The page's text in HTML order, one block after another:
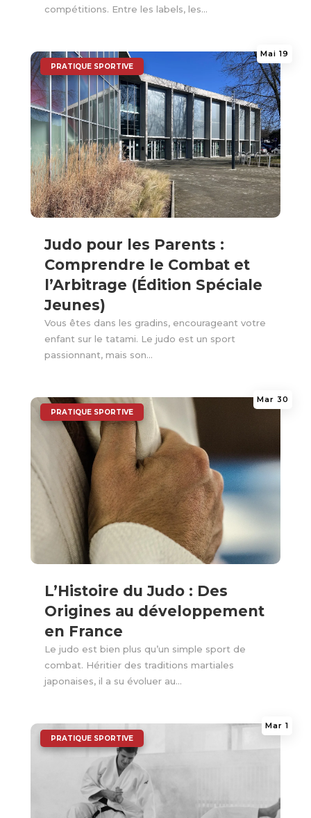
compétitions. Entre les labels, les...
Judo pour les Parents :
Comprendre le Combat et
l’Arbitrage (Édition Spéciale
Jeunes)
Mai 19
PRATIQUE SPORTIVE
Vous êtes dans les gradins, encourageant votre
enfant sur le tatami. Le judo est un sport
passionnant, mais son...
L’Histoire du Judo : Des
Origines au développement
en France
Mar 30
PRATIQUE SPORTIVE
Le judo est bien plus qu’un simple sport de
combat. Héritier des traditions martiales
japonaises, il a su évoluer au...
Mar 1
PRATIQUE SPORTIVE